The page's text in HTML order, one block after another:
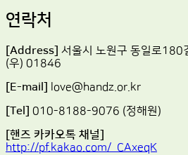
연락처
[Address] 서울시 노원구 동일로
(우) 01846
[E-mail] love@handz.or.kr
[Tel] 010-8188-9076 (정해원)
[핸즈 카카오톡 채널]
http://pf.kakao.com/_CAxeqK